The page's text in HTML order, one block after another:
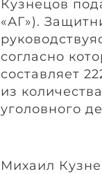
Кузнецов
«АГ»).
согласно
составляет
из
уголовного
Михаил